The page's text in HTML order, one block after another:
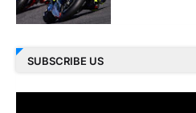
SUBSCRIBE US